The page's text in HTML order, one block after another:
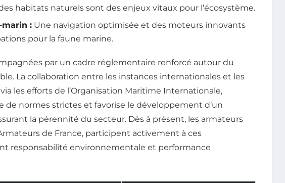
habitats naturels sont des enjeux vitaux pour l’écosystème.
marin : Une navigation optimisée et des moteurs innovants
pour la faune marine.
par un cadre réglementaire renforcé autour du
La collaboration entre les instances internationales et les
les efforts de l’Organisation Maritime Internationale,
de normes strictes et favorise le développement d’un
la pérennité du secteur. Dès à présent, les armateurs
de France, participent activement à ces
responsabilité environnementale et performance